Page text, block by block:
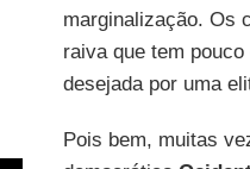
marginalização. Os
raiva que tem
desejada por uma
Pois bem, muitas